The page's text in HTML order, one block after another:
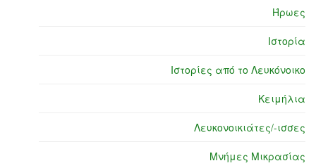
Ήρωες
Ιστορία
Ιστορίες από το Λευκόνοικο
Κειμήλια
Λευκονοικιάτες/-ισσες
Μνήμες Μικρασίας